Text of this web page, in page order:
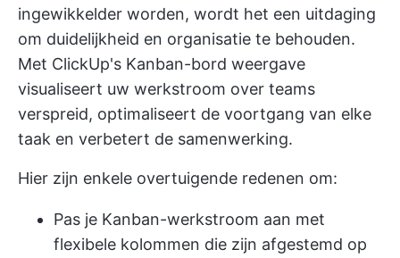
ingewikkelder worden, wordt het een uitdaging
om duidelijkheid en organisatie te behouden.
Met ClickUp's Kanban-bord weergave
visualiseert uw werkstroom over teams
verspreid, optimaliseert de voortgang van elke
taak en verbetert de samenwerking.
Hier zijn enkele overtuigende redenen om:
Pas je Kanban-werkstroom aan met
flexibele kolommen die zijn afgestemd op